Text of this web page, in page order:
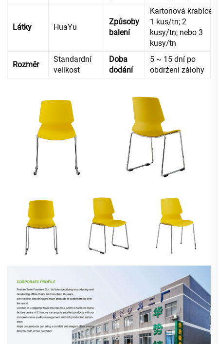
Látky HuaYu
Způsoby
balení
Kartonová krabice,
1 kus/tn; 2
kusy/tn; nebo 3
kusy/tn
Rozměr
Standardní
velikost
Doba
dodání
5 ~ 15 dní po
obdržení zálohy